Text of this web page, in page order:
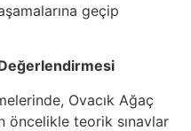
geçip
Ovacık Ağaç
öncelikle teorik sınavlar